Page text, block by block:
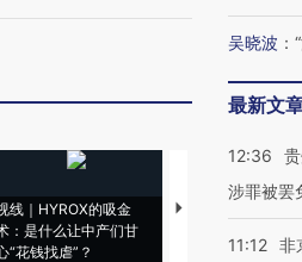
线｜HYROX的吸金
：是什么让中产们甘
“花钱找虐”？
马航飞行员跨国走
吴晓波 ：
最新文
12:36
涉罪被罢
11:12 非